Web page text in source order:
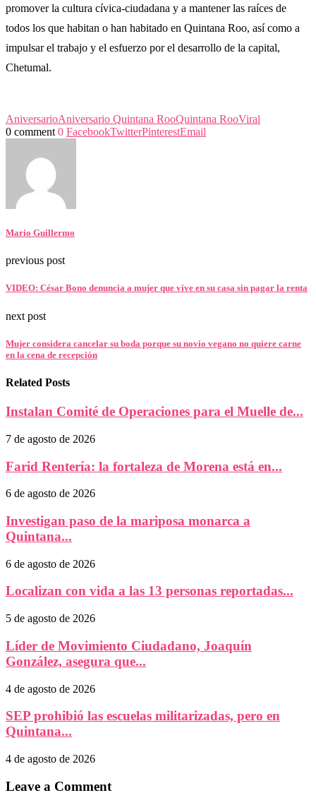
promover la cultura cívica-ciudadana y a mantener las raíces de
todos los que habitan o han habitado en Quintana Roo, así como a
impulsar el trabajo y el esfuerzo por el desarrollo de la capital,
Chetumal.
AniversarioAniversario Quintana RooQuintana RooViral
0 comment 0 FacebookTwitterPinterestEmail
Mario Guillermo
previous post
VIDEO: César Bono denuncia a mujer que vive en su casa sin pagar la renta
next post
Mujer considera cancelar su boda porque su novio vegano no quiere carne
en la cena de recepción
Related Posts
Instalan Comité de Operaciones para el Muelle de...
7 de agosto de 2026
Farid Rentería: la fortaleza de Morena está en...
6 de agosto de 2026
Investigan paso de la mariposa monarca a
Quintana...
6 de agosto de 2026
Localizan con vida a las 13 personas reportadas...
5 de agosto de 2026
Líder de Movimiento Ciudadano, Joaquín
González, asegura que...
4 de agosto de 2026
SEP prohibió las escuelas militarizadas, pero en
Quintana...
4 de agosto de 2026
Leave a Comment